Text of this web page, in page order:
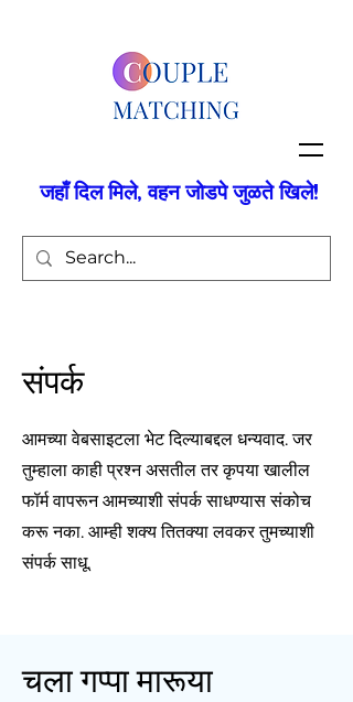
जहाँ दिल मिले, वहन जोडपे जुळते खिले!
संपर्क
आमच्या वेबसाइटला भेट दिल्याबद्दल धन्यवाद. जर
तुम्हाला काही प्रश्न असतील तर कृपया खालील
फॉर्म वापरून आमच्याशी संपर्क साधण्यास संकोच
करू नका. आम्ही शक्य तितक्या लवकर तुमच्याशी
संपर्क साधू.
चला गप्पा मारूया